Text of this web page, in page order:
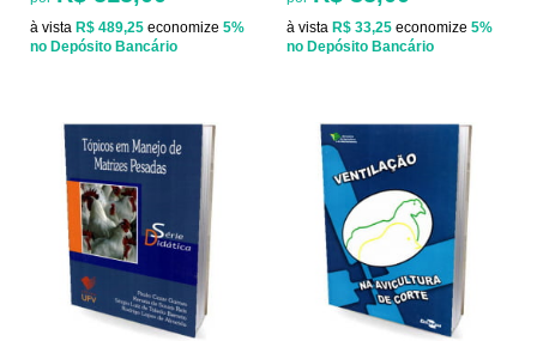
à vista R$ 489,25 economize 5%
no Depósito Bancário
à vista R$ 33,25 economize 5%
no Depósito Bancário